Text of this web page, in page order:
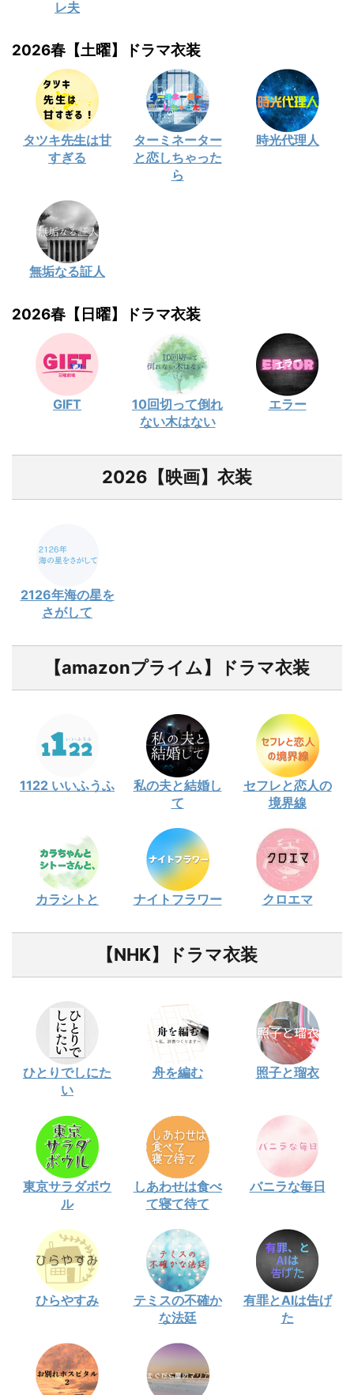
レ夫
2026春【土曜】ドラマ衣装
タツキ先生は甘
すぎる
ターミネーター
と恋しちゃった
ら
時光代理人
無垢なる証人
2026春【日曜】ドラマ衣装
GIFT
10回切って倒れ
ない木はない
エラー
2026【映画】衣装
2126年海の星を
さがして
【amazonプライム】ドラマ衣装
1122 いいふうふ
私の夫と結婚し
て
セフレと恋人の
境界線
カラシトと ナイトフラワー クロエマ
【NHK】ドラマ衣装
ひとりでしにた
い
舟を編む 照子と瑠衣
東京サラダボウ
ル
しあわせは食べ
て寝て待て
バニラな毎日
ひらやすみ
テミスの不確か
な法廷
有罪とAIは告げ
た